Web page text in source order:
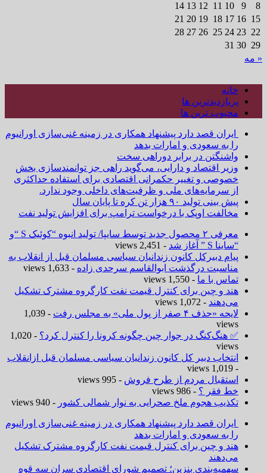
8
9
10
11
12
13
14
15
16
17
18
19
20
21
22
23
24
25
26
27
28
29
30
31
« مه
خانه
پربازدیدترین ها
محبوب ترین ها
ایران قصد دارد پیشنهاد همکاری در زمینه غنی‌سازی اورانیوم
را به سعودی و امارات بدهد
واشنگتن در برابر دوراهی سخت
وزیر اقتصاد و دارایی، می‌گوید راهی جز توانمندسازی بخش
خصوصی و تغییر حکمرانی اقتصادی برای استفاده حداکثری
از سرمایه‌های ملی و ظرفیت‌های داخلی وجود ندارد.
پیش بینی تولید ۹۰ هزار تن کره تا پایان سال
مخالفت اوپک با درخواست ترامپ برای افزایش تولید نفت
معرفی ۲ محصول جدید توسط سایپا/ تولید انبوه “کوئیک S “و
“ساینا S ” آغاز شد
- 2,451 views
پیام دبیرکل کانون زندانیان سیاسی مسلمان قبل از انقلاب به
مناسبت درگذشت ابوالقاسم سرحدی زاده - 1,633 views
تماس با ما - 1,550 views
هند و چین برای کنترل قیمت نفت کارگروه مشترک تشکیل
می‌دهند - 1,072 views
لایحه «حذف ۴ صفر از پول ملی» به مجلس رفت
- 1,039
views
✅ هنگ‌کنگ در جوار چین چگونه کرونا را کنترل کرد؟
- 1,020
views
انتخاب دبیر کل کانون زندانیان سیاسی مسلمان قبل ازانقلاب
- 1,019 views
استقبال مردم از طرح فروش - 995 views
خط فقر ؟ - 986 views
تکذیب هجوم ملخ صحرایی به نوار شمالی کشور - 940 views
ایران قصد دارد پیشنهاد همکاری در زمینه غنی‌سازی اورانیوم
را به سعودی و امارات بدهد
هند و چین برای کنترل قیمت نفت کارگروه مشترک تشکیل
می‌دهند
سهمیه‌بندی بنزین؛ تصمیم شورای اقتصادی سران سه قوه